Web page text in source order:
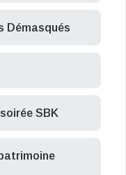
Démasqués
SBK